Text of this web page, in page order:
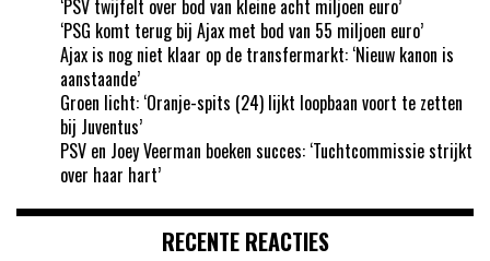
‘PSV twijfelt over bod van kleine acht miljoen euro’
‘PSG komt terug bij Ajax met bod van 55 miljoen euro’
Ajax is nog niet klaar op de transfermarkt: ‘Nieuw kanon is
aanstaande’
Groen licht: ‘Oranje-spits (24) lijkt loopbaan voort te zetten
bij Juventus’
PSV en Joey Veerman boeken succes: ‘Tuchtcommissie strijkt
over haar hart’
RECENTE REACTIES